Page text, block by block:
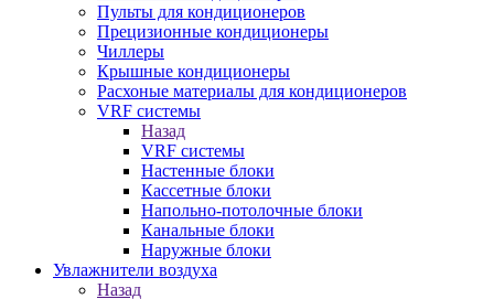
Пульты для кондиционеров
Прецизионные кондиционеры
Чиллеры
Крышные кондиционеры
Расхоные материалы для кондиционеров
VRF системы
Назад
VRF системы
Настенные блоки
Кассетные блоки
Напольно-потолочные блоки
Канальные блоки
Наружные блоки
Увлажнители воздуха
Назад